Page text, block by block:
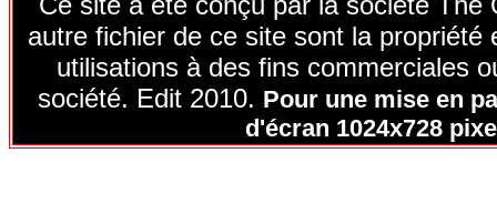
autre fichier de ce site sont la
utilisations à des fins commerciales
société. Edit 2010. Pour une mise en
d'écran 1024x728